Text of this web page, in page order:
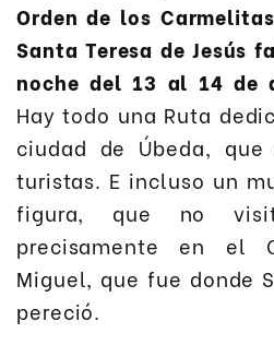
Orden de los
Santa Teresa de Jesús
noche del 13 al 14 de
Hay todo una Ruta
ciudad de Úbeda,
turistas. E incluso un
figura, que no
precisamente en el
Miguel, que fue donde
pereció.